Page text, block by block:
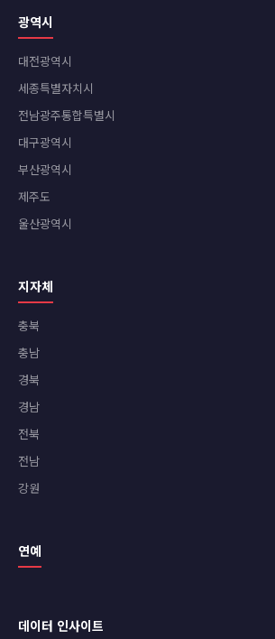
광역시
대전광역시
세종특별자치시
전남광주통합특별시
대구광역시
부산광역시
제주도
울산광역시
지자체
충북
충남
경북
경남
전북
전남
강원
연예
데이터 인사이트